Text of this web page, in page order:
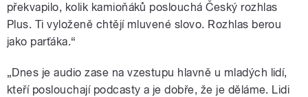
překvapilo, kolik kamioňáků poslouchá Český rozhlas
Plus. Ti vyloženě chtějí mluvené slovo. Rozhlas berou
jako parťáka.“
„Dnes je audio zase na vzestupu hlavně u mladých lidí,
kteří poslouchají podcasty a je dobře, že je děláme. Lidi